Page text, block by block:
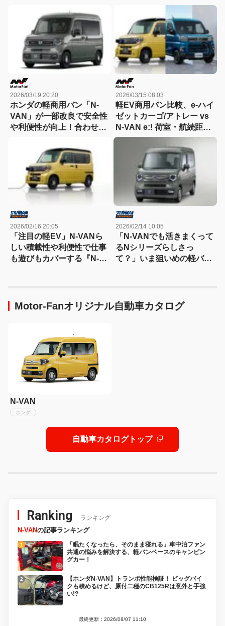
ンベースのキャンピングカ
2026/03/19 20:20
ホンダの軽商用バン「N-
VAN」が一部改良で安全性
や利便性が向上！合わせて
2026/03/15 08:03
軽EV商用バン比較、e-ハイ
ゼットカーゴ/アトレー vs
N-VAN e:! 荷室・航続距
離・コスパの違いを探る
【ダイハツ軽EV商用バン
徹底比較】
2026/02/16 20:05
「注目の軽EV」N-VANら
しい積載性や利便性で仕事
も遊びもカバーする『N-
2026/02/14 10:05
「N-VANでも活きまくって
るNシリーズらしさっ
て？」いま狙いめの軽バン
Motor-Fanオリジナル自動車カタログ
N-VAN
ホンダ
自動車カタログトップ
Ranking ランキング
N-VANの記事ランキング
「眠たくなったら、そのまま寝れる」車中泊ファン
共通の悩みを解決する、軽バンベースのキャンピン
グカー！
【ホンダN-VAN】トランポ性能検証！ ビッグバイ
クも積めるけど、原付二種のCB125Rは意外と手強
い!?
最終更新：2026/08/07 11:10